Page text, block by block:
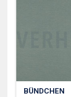
BÜNDCHEN